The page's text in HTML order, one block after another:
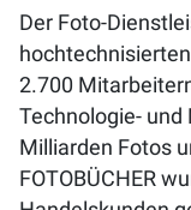
Der Foto-
2.700
Technologie-
Milliarden Fotos
FOTOBÜCHER